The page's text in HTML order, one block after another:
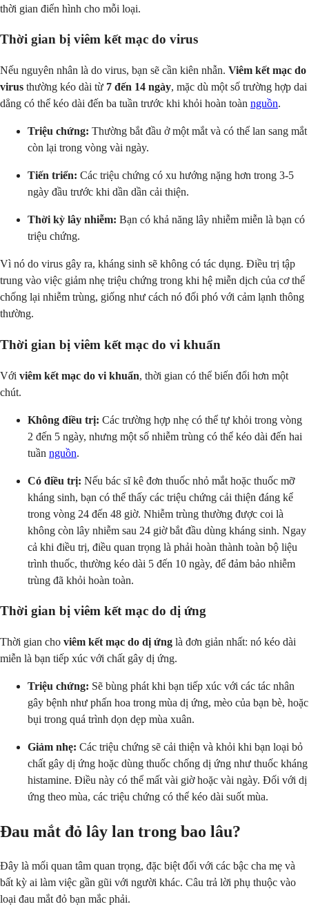
thời gian điển hình cho mỗi loại.
Thời gian bị viêm kết mạc do virus
Nếu nguyên nhân là do virus, bạn sẽ cần kiên nhẫn. Viêm kết mạc do
virus thường kéo dài từ 7 đến 14 ngày, mặc dù một số trường hợp dai
dẳng có thể kéo dài đến ba tuần trước khi khỏi hoàn toàn nguồn.
Triệu chứng: Thường bắt đầu ở một mắt và có thể lan sang mắt
còn lại trong vòng vài ngày.
Tiến triển: Các triệu chứng có xu hướng nặng hơn trong 3-5
ngày đầu trước khi dần dần cải thiện.
Thời kỳ lây nhiễm: Bạn có khả năng lây nhiễm miễn là bạn có
triệu chứng.
Vì nó do virus gây ra, kháng sinh sẽ không có tác dụng. Điều trị tập
trung vào việc giảm nhẹ triệu chứng trong khi hệ miễn dịch của cơ thể
chống lại nhiễm trùng, giống như cách nó đối phó với cảm lạnh thông
thường.
Thời gian bị viêm kết mạc do vi khuẩn
Với viêm kết mạc do vi khuẩn, thời gian có thể biến đổi hơn một
chút.
Không điều trị: Các trường hợp nhẹ có thể tự khỏi trong vòng
2 đến 5 ngày, nhưng một số nhiễm trùng có thể kéo dài đến hai
tuần nguồn.
Có điều trị: Nếu bác sĩ kê đơn thuốc nhỏ mắt hoặc thuốc mỡ
kháng sinh, bạn có thể thấy các triệu chứng cải thiện đáng kể
trong vòng 24 đến 48 giờ. Nhiễm trùng thường được coi là
không còn lây nhiễm sau 24 giờ bắt đầu dùng kháng sinh. Ngay
cả khi điều trị, điều quan trọng là phải hoàn thành toàn bộ liệu
trình thuốc, thường kéo dài 5 đến 10 ngày, để đảm bảo nhiễm
trùng đã khỏi hoàn toàn.
Thời gian bị viêm kết mạc do dị ứng
Thời gian cho viêm kết mạc do dị ứng là đơn giản nhất: nó kéo dài
miễn là bạn tiếp xúc với chất gây dị ứng.
Triệu chứng: Sẽ bùng phát khi bạn tiếp xúc với các tác nhân
gây bệnh như phấn hoa trong mùa dị ứng, mèo của bạn bè, hoặc
bụi trong quá trình dọn dẹp mùa xuân.
Giảm nhẹ: Các triệu chứng sẽ cải thiện và khỏi khi bạn loại bỏ
chất gây dị ứng hoặc dùng thuốc chống dị ứng như thuốc kháng
histamine. Điều này có thể mất vài giờ hoặc vài ngày. Đối với dị
ứng theo mùa, các triệu chứng có thể kéo dài suốt mùa.
Đau mắt đỏ lây lan trong bao lâu?
Đây là mối quan tâm quan trọng, đặc biệt đối với các bậc cha mẹ và
bất kỳ ai làm việc gần gũi với người khác. Câu trả lời phụ thuộc vào
loại đau mắt đỏ bạn mắc phải.